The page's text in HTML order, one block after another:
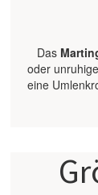
Das
oder
eine